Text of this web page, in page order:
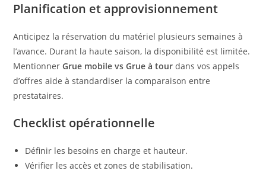
Planification et approvisionnement
Anticipez la réservation du matériel plusieurs semaines à
l’avance. Durant la haute saison, la disponibilité est limitée.
MentionnerGrue mobile vs Grue à tour dans vos appels
d’offres aide à standardiser la comparaison entre
prestataires.
Checklist opérationnelle
Définir les besoins en charge et hauteur.
Vérifier les accès et zones de stabilisation.